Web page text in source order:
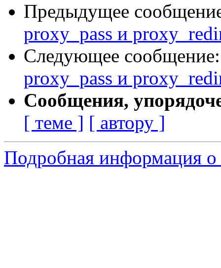
Предыдущее
proxy_pass и
Следующее
proxy_pass и
Сообщения,
[ теме ] [ автору ]
Подробная информация